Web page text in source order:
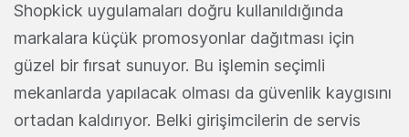
Shopkick uygulamaları doğru kullanıldığında
markalara küçük promosyonlar dağıtması için
güzel bir fırsat sunuyor. Bu işlemin seçimli
mekanlarda yapılacak olması da güvenlik kaygısını
ortadan kaldırıyor. Belki girişimcilerin de servis